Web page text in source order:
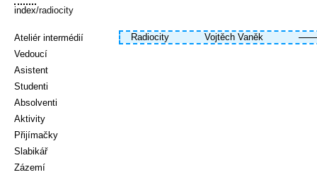
index/radiocity
Ateliér intermédií
Vedoucí
Asistent
Studenti
Absolventi
Aktivity
Přijímačky
Slabikář
Zázemí
Radiocity Vojtěch Vaněk